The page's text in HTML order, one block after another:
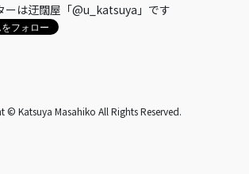
ーは迂闊屋「@u_katsuya」です
© Katsuya Masahiko All Rights Reserved.